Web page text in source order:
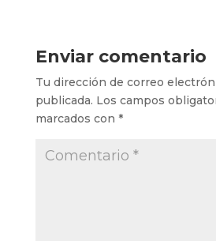
Enviar comentario
Tu dirección de correo
publicada. Los campos
marcados con *